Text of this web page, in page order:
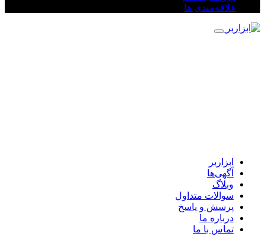
علاقه‌مندی ها
ابزاربر
آگهی‌ها
وبلاگ
سوالات متداول
پرسش و پاسخ
درباره ما
تماس با ما